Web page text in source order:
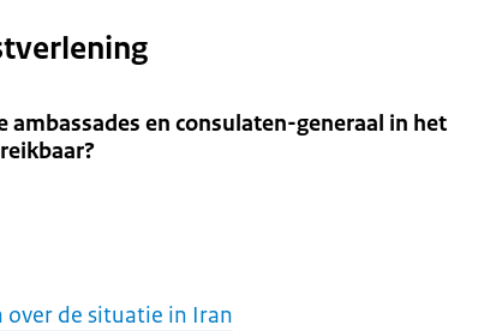
ambassades en consulaten-generaal in het
over de situatie in Iran